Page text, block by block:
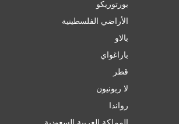
بورتوريكو
الأراضي الفلسطينية
بالاو
باراغواي
قطر
لا ريونيون
رواندا
المملكة العربية السعودية